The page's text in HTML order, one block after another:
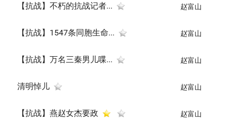
【抗战】不朽的抗战记者... 赵富山
【抗战】1547条同胞生命... 赵富山
【抗战】万名三秦男儿喋... 赵富山
清明悼儿 赵富山
【抗战】燕赵女杰要政 赵富山